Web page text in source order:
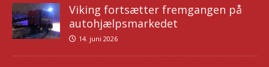
Viking fortsætter fremgangen på
autohjælpsmarkedet
14. juni 2026